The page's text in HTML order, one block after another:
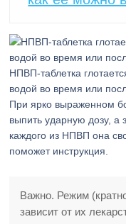
НПВП-таблетка
водой во время или
При ярко выраженном
выпить ударную дозу, а
каждого из НПВП она
поможет инструкция.
Важно. Режим
зависит от их